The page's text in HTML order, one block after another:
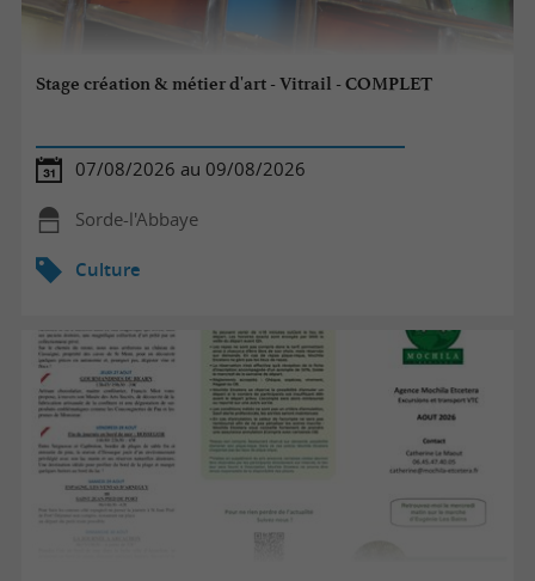
Stage création & métier d'art - Vitrail - COMPLET
07/08/2026 au 09/08/2026
Sorde-l'Abbaye
Culture